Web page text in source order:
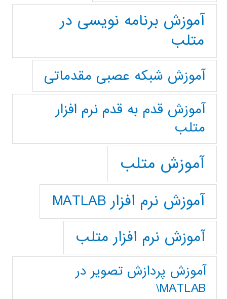
آموزش برنامه نویسی در
متلب
آموزش شبکه عصبی مقدماتی
آموزش قدم به قدم نرم افزار
متلب
آموزش متلب
آموزش نرم افزار MATLAB
آموزش نرم افزار متلب
آموزش پردازش تصوير در
MATLAB\